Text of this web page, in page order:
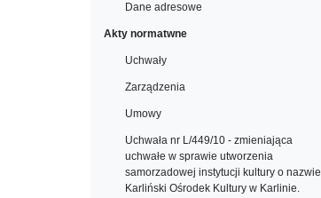
Dane adresowe
Akty normatwne
Uchwały
Zarządzenia
Umowy
Uchwała nr L/449/10 - zmieniająca
uchwałe w sprawie utworzenia
samorzadowej instytucji kultury o nazwie
Karliński Ośrodek Kultury w Karlinie.